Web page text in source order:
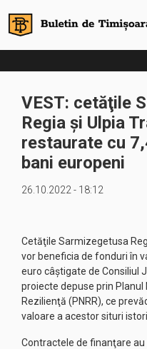
VEST: cetăţile
Regia şi Ulpia
restaurate cu
bani europeni
26.10.2022 - 18:12
Cetăţile Sarmizegetusa
vor beneficia de fonduri în
euro câştigate de Consiliul
proiecte depuse prin Planul
Rezilienţă (PNRR), ce
valoare a acestor situri
Contractele de finanţare